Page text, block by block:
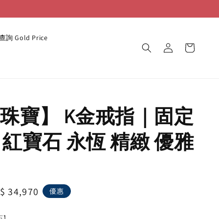
詢 Gold Price
珠寶】 K金戒指｜固定
寶石 永恆 精緻 優雅
34,970 優惠